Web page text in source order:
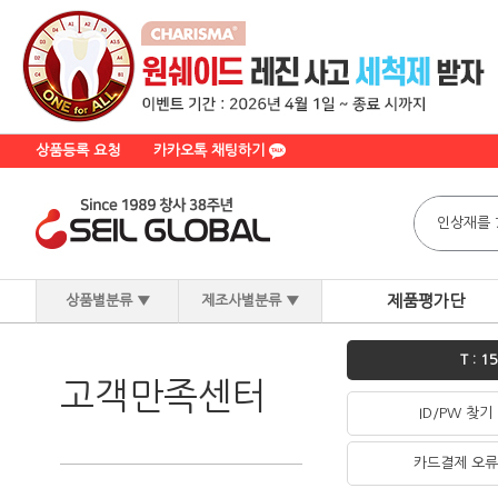
상품등록 요청 카카오톡 채팅하기
상품별분류 ▼ 제조사별분류 ▼ 제품평가단
고객만족센터
T :
ID/PW 찾기
카드결제 오류